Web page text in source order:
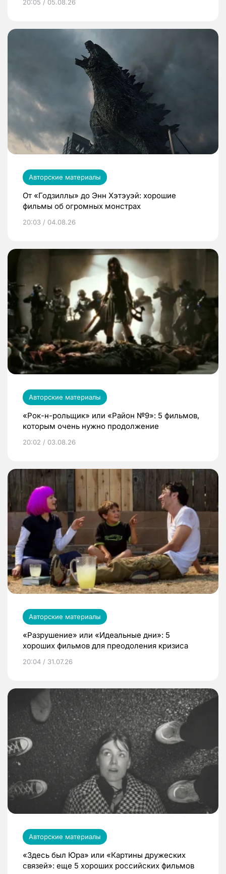
20:05 / 05.08.26
Авторские материалы
От «Годзиллы» до Энн Хэтэуэй: хорошие
фильмы об огромных монстрах
20:03 / 04.08.26
Авторские материалы
«Рок-н-рольщик» или «Район №9»: 5 фильмов,
которым очень нужно продолжение
20:02 / 03.08.26
Авторские материалы
«Разрушение» или «Идеальные дни»: 5
хороших фильмов для преодоления кризиса
20:04 / 31.07.26
Авторские материалы
«Здесь был Юра» или «Картины дружеских
связей»: еще 5 хороших российских фильмов